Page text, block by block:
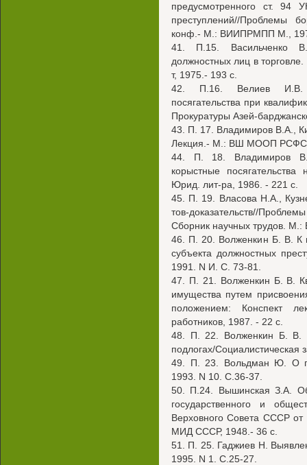
предусмотренного ст.
преступлений//Проблемы
конф.- М.: ВИИПРМПП М.,
41. П.15. Васильченко
должностных лиц в
т, 1975.- 193 с.
42. П.16. Велиев И.В.
посягательства при
Прокуратуры Азей-
43. П. 17. Владимиров В.А.,
Лекция.- М.: ВШ МООП
44. П. 18. Владимиров
корыстные
Юрид. лит-ра, 1986. - 221 с.
45. П. 19. Власова H.A.,
тов-доказательств//
Сборник научных трудов.
46. П. 20. Волженкин Б. В. К
субъекта должностных
1991. N И. С. 73-81.
47. П. 21. Волженкин Б. В.
имущества путем
положением: Конспект
работников, 1987. - 22 с.
48. П. 22. Волженкин Б. В.
подлогах/Социалистическая
49. П. 23. Вольдман Ю. О
1993. N 10. С.36-37.
50. П.24. Вышинская З.А. Об
государственного и
Верховного Совета СССР
МИД СССР, 1948.- 36 с.
51. П. 25. Гаджиев Н.
1995. N 1. С.25-27.